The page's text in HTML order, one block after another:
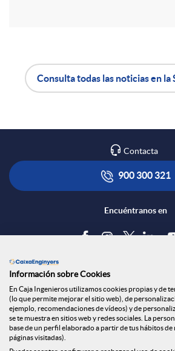
R
e
d
e
s
A
p
l
a
c
o
t
s
a
Consulta todas las noticias en la
Contacta
900 300 321
Encuéntranos en
Tablón de anuncios
Política de cookies
Aviso legal
Seguridad Online
Privacidad
Información sobre Cookies
En Caja Ingenieros utilizamos cookies propias y de
(lo que permite mejorar el sitio web), de
ejemplo, recomendaciones de vídeos) y de
se te muestra en sitios web y redes sociales. La
base de un perfil elaborado a partir de tus hábitos
páginas visitadas).